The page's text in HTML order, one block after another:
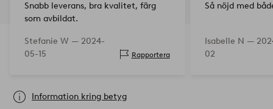
Snabb leverans, bra kvalitet, färg
som avbildat.
Stefanie W — 2024-
05-15
Rapportera
Så nöjd med
Isabelle N —
02
Information kring betyg